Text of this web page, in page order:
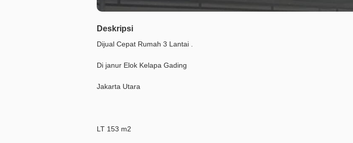
Deskripsi
Dijual Cepat Rumah 3 Lantai .
Di janur Elok Kelapa Gading
Jakarta Utara
LT 153 m2